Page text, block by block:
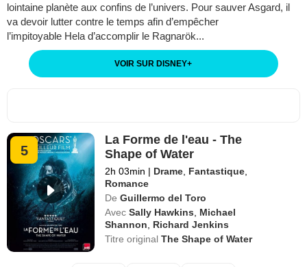
lointaine planète aux confins de l’univers. Pour sauver Asgard, il
va devoir lutter contre le temps afin d’empêcher
l’impitoyable Hela d’accomplir le Ragnarök...
VOIR SUR DISNEY+
5
La Forme de l'eau - The
Shape of Water
2h 03min | Drame Fantastique
Romance
De Guillermo del Toro
Avec Sally Hawkins
Michael
Shannon
Richard Jenkins
Titre originalThe Shape of Water